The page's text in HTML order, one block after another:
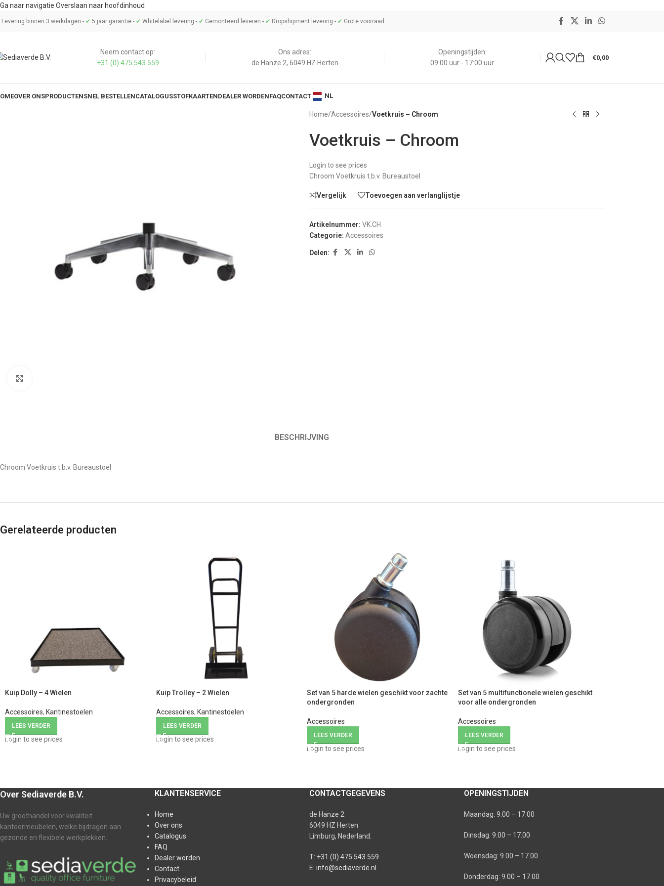
Ga naar navigatie Overslaan naar hoofdinhoud
Levering binnen 3 werkdagen - ✔ 5 jaar garantie - ✔ Whitelabel levering - ✔ Gemonteerd leveren - ✔ Dropshipment levering - ✔ Grote voorraad
Neem contact op:
+31 (0) 475 543 559
Ons adres:
de Hanze 2, 6049 HZ Herten
Openingstijden:
09.00 uur - 17:00 uur
€0,00
OVER ONSPRODUCTENSNEL BESTELLENCATALOGUSSTOFKAARTENDEALER WORDENFAQCONTACT NL
Home/Accessoires/Voetkruis – Chroom
Voetkruis – Chroom
Login to see prices
Chroom Voetkruis t.b.v. Bureaustoel
Vergelijk Toevoegen aan verlanglijstje
Artikelnummer: VK.CH
Categorie: Accessoires
Delen:
BESCHRIJVING
Chroom Voetkruis t.b.v. Bureaustoel
Gerelateerde producten
Kuip Dolly – 4 Wielen
Accessoires, Kantinestoelen
LEES VERDER
Login to see prices
Kuip Trolley – 2 Wielen
Accessoires, Kantinestoelen
LEES VERDER
Login to see prices
Set van 5 harde wielen geschikt voor zachte
ondergronden
Accessoires
LEES VERDER
Login to see prices
Set van 5 multifunctionele wielen geschikt
voor alle ondergronden
Accessoires
LEES VERDER
Login to see prices
Over Sediaverde B.V.
Uw groothandel voor kwaliteit
kantoormeubelen, welke bijdragen aan
gezonde en flexibele werkplekken.
KLANTENSERVICE
Home
Over ons
Catalogus
FAQ
Dealer worden
Contact
Privacybeleid
CONTACTGEGEVENS
de Hanze 2
6049 HZ Herten
Limburg, Nederland.
T: +31 (0) 475 543 559
E: info@sediaverde.nl
OPENINGSTIJDEN
Maandag: 9.00 – 17.00
Dinsdag: 9.00 – 17.00
Woensdag: 9.00 – 17.00
Donderdag: 9.00 – 17.00